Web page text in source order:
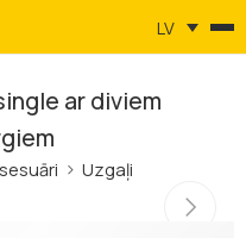
LV
ar diviem
Uzgaļi